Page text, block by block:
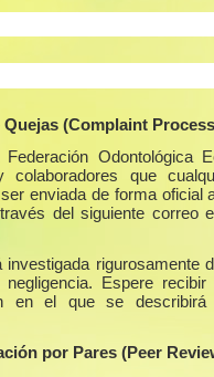
(Complaint
Odontológica
que
enviada de forma oficial
del siguiente correo
rigurosamente
Espere
en el que se
por Pares (Peer